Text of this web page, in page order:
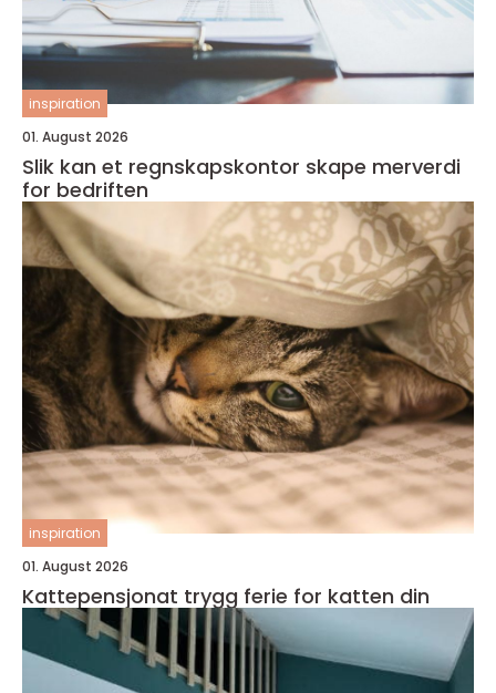
inspiration
01. August 2026
Slik kan et regnskapskontor skape merverdi
for bedriften
inspiration
01. August 2026
Kattepensjonat trygg ferie for katten din